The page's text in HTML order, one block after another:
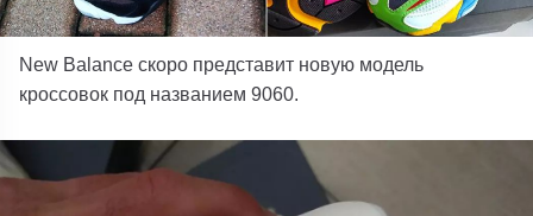
New Balance скоро представит новую модель
кроссовок под названием 9060.